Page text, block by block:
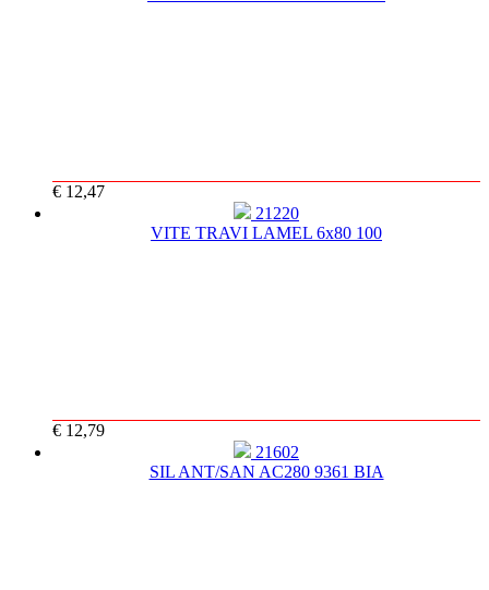
€ 12,47
21220
VITE TRAVI LAMEL 6x80 100
€ 12,79
21602
SIL ANT/SAN AC280 9361 BIA